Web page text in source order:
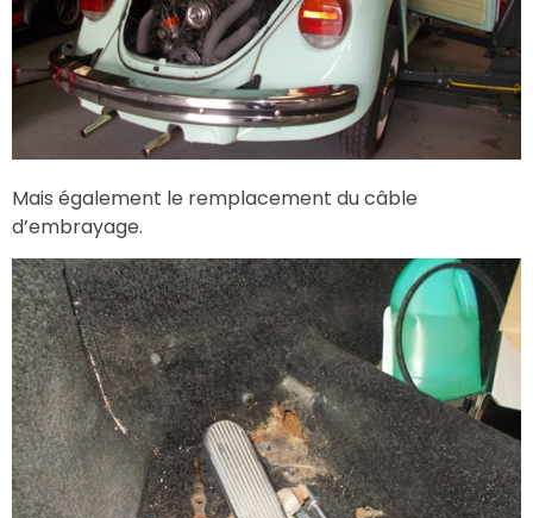
Mais également le remplacement du câble
d’embrayage.